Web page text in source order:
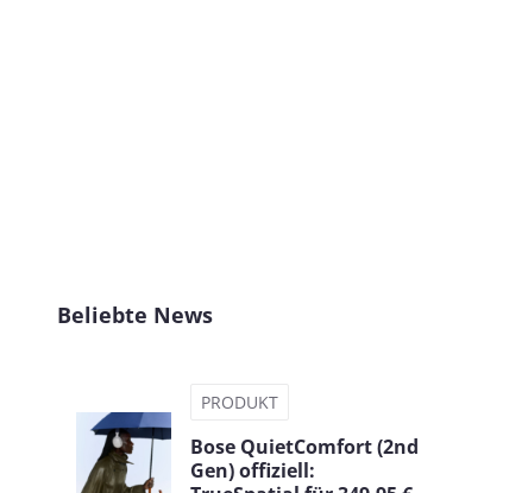
Beliebte News
PRODUKT
Bose QuietComfort (2nd
Gen) offiziell: